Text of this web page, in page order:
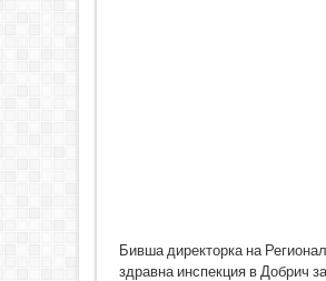
Бивша директорка на
здравна инспекция в Добрич за